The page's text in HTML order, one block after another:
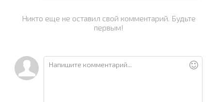
Никто еще не оставил свой комментарий. Будьте
первым!